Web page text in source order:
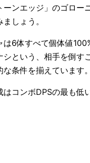
ーンエッジ」のゴロー
しょう。
は6体すべて個体値
という、相手を倒す
条件を揃えています。
はコンボDPSの最も低